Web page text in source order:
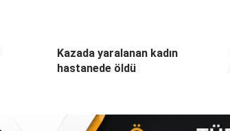
Kazada yaralanan kadın
hastanede öldü